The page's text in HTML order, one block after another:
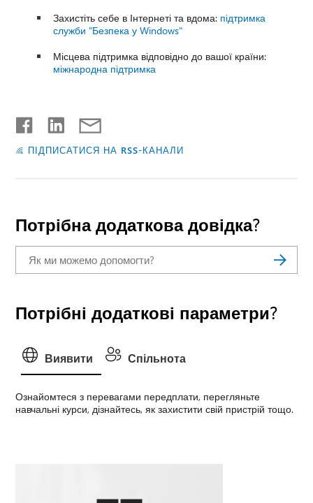
Захистіть себе в Інтернеті та вдома: підтримка
служби "Безпека у Windows"
Місцева підтримка відповідно до вашої країни:
міжнародна підтримка
ПІДПИСАТИСЯ НА RSS-КАНАЛИ
Потрібна додаткова довідка?
Потрібні додаткові параметри?
Виявити Спільнота
Ознайомтеся з перевагами передплати, перегляньте
навчальні курси, дізнайтесь, як захистити свій пристрій тощо.